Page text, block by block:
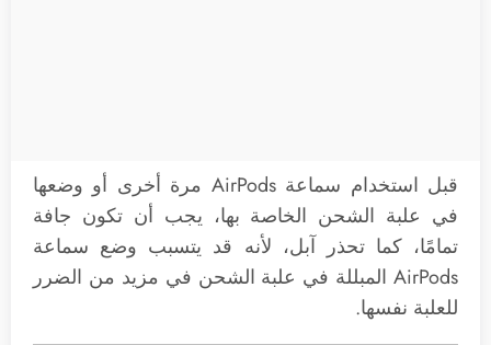
قبل استخدام سماعة AirPods مرة أخرى أو وضعها
في علبة الشحن الخاصة بها، يجب أن تكون جافة
تمامًا، كما تحذر آبل، لأنه قد يتسبب وضع سماعة
AirPods المبللة في علبة الشحن في مزيد من الضرر
للعلبة نفسها.